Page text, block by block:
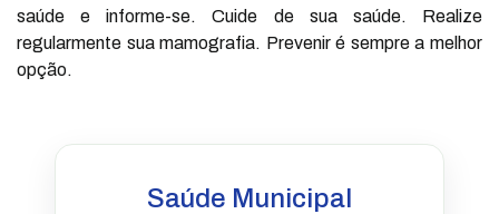
saúde e informe-se. Cuide de sua saúde. Realize
regularmente sua mamografia. Prevenir é sempre a melhor
opção.
Saúde Municipal